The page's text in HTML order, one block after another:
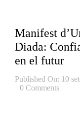
Manifest
Diada:
en el futur
Published On: 10
0 Comments